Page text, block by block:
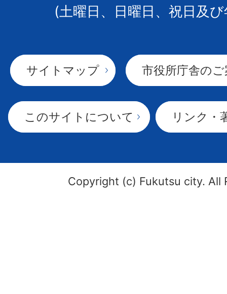
(土曜日、日曜日、祝日及
サイトマップ 市役所庁舎の
このサイトについて リンク・
Copyright (c) Fukutsu city. All